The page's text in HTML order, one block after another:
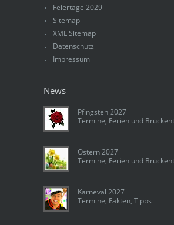
Feiertage 2029
Sitemap
XML Sitemap
Datenschutz
Impressum
News
Pfingsten 2027
Termine, Ferien und
Ostern 2027
Termine, Ferien und
Karneval 2027
Termine, Fakten, Tipps